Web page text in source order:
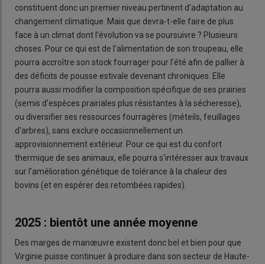
constituent donc un premier niveau pertinent d'adaptation au
changement climatique. Mais que devra-t-elle faire de plus
face à un climat dont l'évolution va se poursuivre ? Plusieurs
choses. Pour ce qui est de l'alimentation de son troupeau, elle
pourra accroître son stock fourrager pour l'été afin de pallier à
des déficits de pousse estivale devenant chroniques. Elle
pourra aussi modifier la composition spécifique de ses prairies
(semis d'espèces prairiales plus résistantes à la sécheresse),
ou diversifier ses ressources fourragères (méteils, feuillages
d'arbres), sans exclure occasionnellement un
approvisionnement extérieur. Pour ce qui est du confort
thermique de ses animaux, elle pourra s'intéresser aux travaux
sur l'amélioration génétique de tolérance à la chaleur des
bovins (et en espérer des retombées rapides).
2025 : bientôt une année moyenne
Des marges de manœuvre existent donc bel et bien pour que
Virginie puisse continuer à produire dans son secteur de Haute-